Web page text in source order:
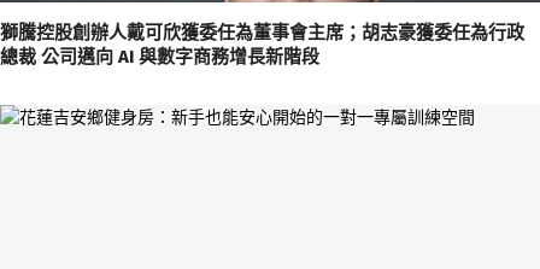
獅騰控股創辦人戴可欣獲委任為董事會主席；胡志豪獲委任為行政
總裁 公司邁向 AI 與數字商務增長新階段